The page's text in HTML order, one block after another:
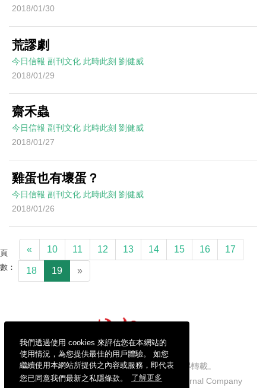
我們透過使用 cookies 來評估您在本網站的
使用情況，為您提供最佳的用戶體驗。 如您
繼續使用本網站所提供之內容或服務，即代表
您已同意我們最新之私隱條款。
了解更多
2018/01/30
荒謬劇
今日信報 副刊文化 此時此刻 劉健威
2018/01/29
齋禾蟲
今日信報 副刊文化 此時此刻 劉健威
2018/01/27
雞蛋也有壞蛋？
今日信報 副刊文化 此時此刻 劉健威
2018/01/26
頁
數：
« 10 11 12 13 14 15 16 17
18 19 »
信報財經新聞有限公司版權所有，不得轉載。
Copyright © 2026 Hong Kong Economic Journal Company